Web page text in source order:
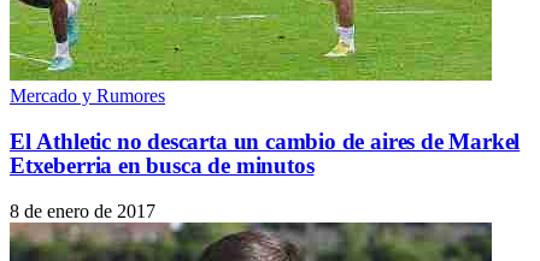
Mercado y Rumores
El Athletic no descarta un cambio de aires de Markel
Etxeberria en busca de minutos
8 de enero de 2017